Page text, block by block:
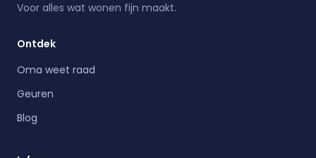
Voor alles wat wonen fijn maakt.
Ontdek
Oma weet raad
Geuren
Blog